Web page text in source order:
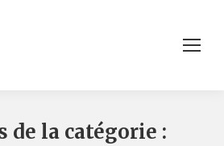
de la catégorie :